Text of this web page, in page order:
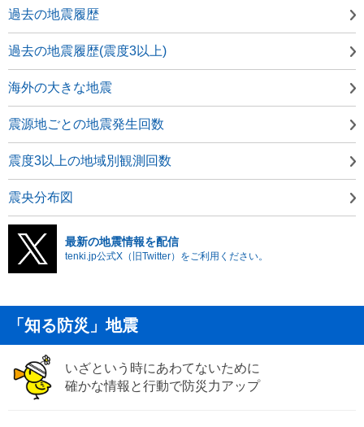
過去の地震履歴
過去の地震履歴(震度3以上)
海外の大きな地震
震源地ごとの地震発生回数
震度3以上の地域別観測回数
震央分布図
最新の地震情報を配信
tenki.jp公式X（旧Twitter）をご利用ください。
「知る防災」地震
いざという時にあわてないために
確かな情報と行動で防災力アップ